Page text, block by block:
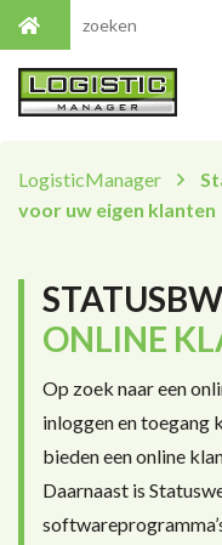
LogisticManager
voor uw eigen klanten
ONLINE
Op zoek naar een
inloggen en toegang
bieden een online
Daarnaast is